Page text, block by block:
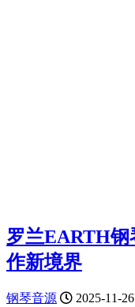
罗兰EARTH钢
作新境界
钢琴音源 2025-11-26